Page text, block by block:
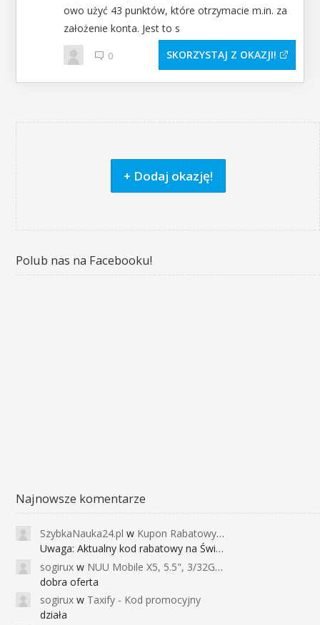
owo użyć 43 punktów, które otrzymacie m.in. za
założenie konta. Jest to s
0 SKORZYSTAJ Z OKAZJI
+ Dodaj okazję!
Polub nas na Facebooku!
Najnowsze komentarze
SzybkaNauka24.pl w Kupon Rabatowy na Kurs Angielskiego dla Dzieci - FunEnglish
Uwaga: Aktualny kod rabatowy na Święta (
sogirux w NUU Mobile X5, 5.5", 3/32GB, czujnik linii papilarnych, 2950mAh, aparat 13MP za 267zł - Banggood
dobra oferta
sogirux w Taxify - Kod promocyjny
działa